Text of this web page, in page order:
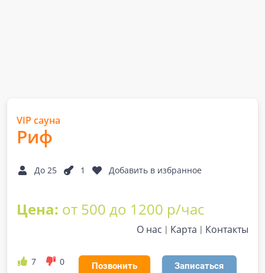
VIP сауна
Риф
До 25 1 Добавить в избранное
Цена: от 500 до 1200 р/час
О нас Карта Контакты
7 0 Позвонить Записаться